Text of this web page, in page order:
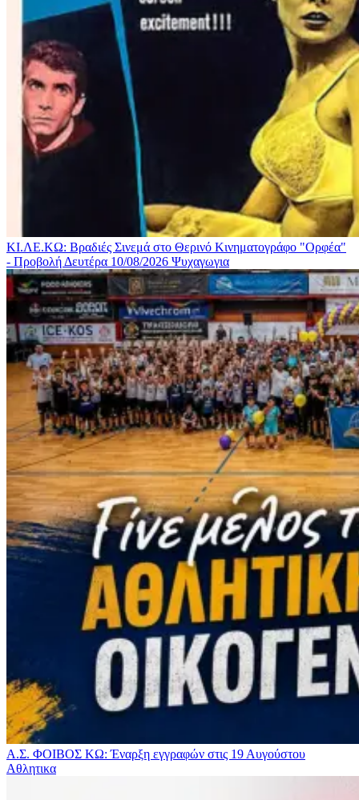
ΚΙ.ΛΕ.ΚΩ: Βραδιές Σινεμά στο Θερινό Κινηματογράφο "Ορφέα"
- Προβολή Δευτέρα 10/08/2026 Ψυχαγωγια
Α.Σ. ΦΟΙΒΟΣ ΚΩ: Έναρξη εγγραφών στις 19 Αυγούστου
Αθλητικα